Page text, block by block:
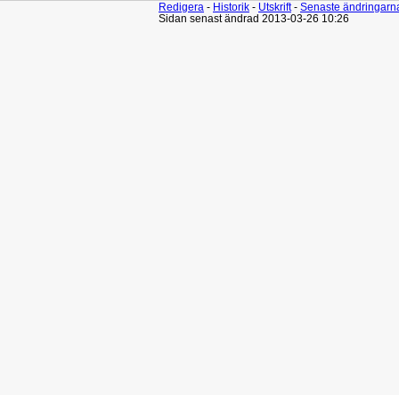
Redigera - Historik - Utskrift- Senaste
Sidan senast ändrad 2013-03-26 10:26